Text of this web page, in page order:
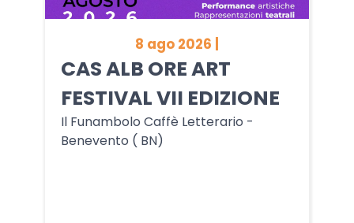
8 ago 2026 |
CAS ALB ORE ART
FESTIVAL VII EDIZIONE
Il Funambolo Caffè Letterario -
Benevento ( BN)